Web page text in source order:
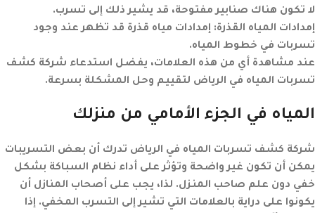
لا تكون هناك صنابير مفتوحة، قد يشير ذلك إلى تسرب.
إمدادات المياه القذرة: إمدادات مياه قذرة قد تظهر عند وجود
تسربات في خطوط المياه.
عند مشاهدة أي من هذه العلامات، يفضل استدعاء شركة كشف
تسربات المياه في الرياض لتقييم وحل المشكلة بسرعة.
المياه في الجزء الأمامي من منزلك
شركة كشف تسربات المياه في الرياض تدرك أن بعض التسريبات
يمكن أن تكون غير واضحة وتؤثر على أداء نظام السباكة بشكل
خفي دون علم صاحب المنزل. لذا، يجب على أصحاب المنازل أن
يكونوا على دراية بالعلامات التي تشير إلى التسرب المخفي. إذا